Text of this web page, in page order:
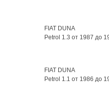
FIAT DUNA
Petrol 1.3 от 1987 до
FIAT DUNA
Petrol 1.1 от 1986 до